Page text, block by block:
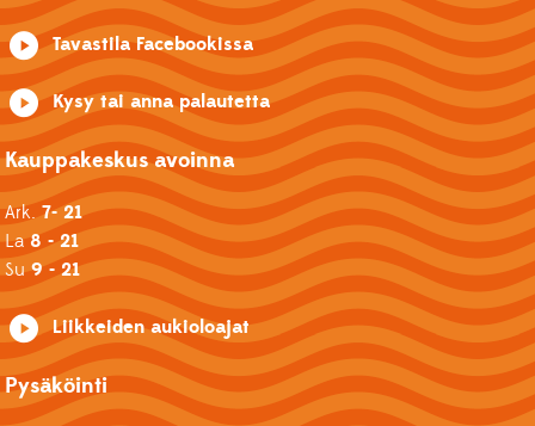
Tavastila Facebookissa
Kysy tai anna palautetta
Kauppakeskus avoinna
Ark.7- 21
La8 - 21
Su9 - 21
Liikkeiden aukioloajat
Pysäköinti